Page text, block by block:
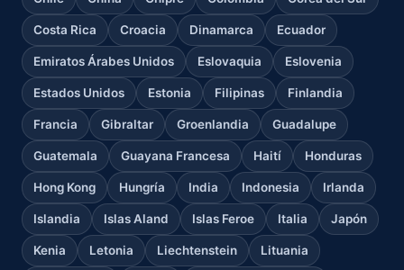
Costa Rica Croacia Dinamarca Ecuador
Emiratos Árabes Unidos Eslovaquia Eslovenia
Estados Unidos Estonia Filipinas Finlandia
Francia Gibraltar Groenlandia Guadalupe
Guatemala Guayana Francesa Haití Honduras
Hong Kong Hungría India Indonesia Irlanda
Islandia Islas Aland Islas Feroe Italia Japón
Kenia Letonia Liechtenstein Lituania